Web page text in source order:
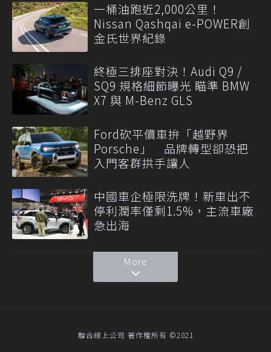
一桶油跑近2,000公里！
Nissan Qashqai e-POWER創
金氏世界紀錄
終極三排座對決！Audi Q9 /
SQ9 規格細節曝光 瞄準 BMW
X7 與 M-Benz GLS
Ford砍平價車拚「越野界
Porsche」 品牌轉型卻恐把
入門客群拱手讓人
中國車企極限洗牌！新車出不
停利潤率僅剩1.5%，主流車廠
急出海
More
聯合線上公司 著作權所有 ©2021